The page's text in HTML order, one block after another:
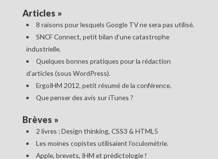
Articles »
8 raisons pour lesquels Google TV ne sera pas utilisé.
SNCF Connect, petit bilan d’une catastrophe
industrielle.
Quelques bonnes pratiques pour la rédaction
d’articles (sous WordPress).
ErgoIHM 2012, petit résumé de la conférence.
Que penser des avis sur iTunes ?
Brèves »
2 livres ; Design thinking, CSS3 & HTML5
Les moines copistes utilisaient l’oculométrie.
Apple, brevets, IHM et prédictologie !